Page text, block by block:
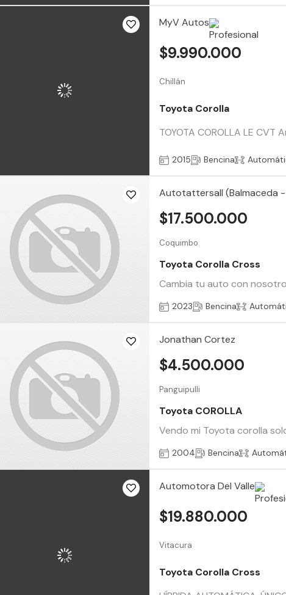
MyV Autos
Chillán
Toyota Corolla
TOYOTA COROLLA LE
$9.990.000
2015 Bencina
Autotattersall (Balmaceda -
Coquimbo
Toyota Corolla Cross
Cambia tu auto con
$17.500.000
2023 Bencina
Jonathan Cortez
Panguipulli
Toyota COROLLA
Vendo mi Toyota corolla
$4.500.000
2004 Bencina
Automotora Del Valle
Vitacura
Toyota Corolla Cross
$19.880.000